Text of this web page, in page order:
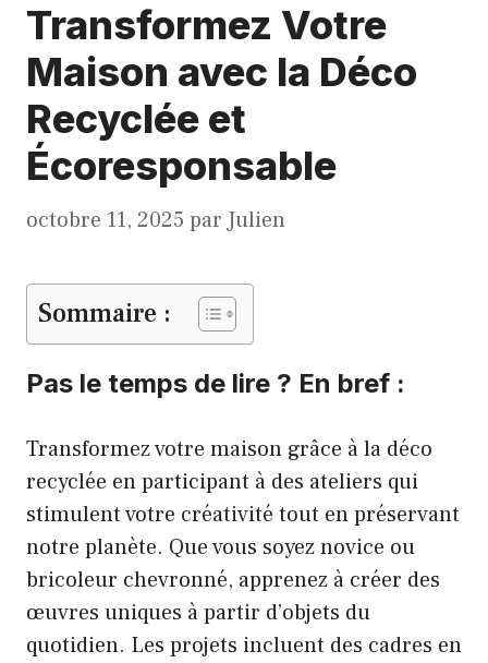
Transformez Votre
Maison avec la Déco
Recyclée et
Écoresponsable
octobre 11, 2025 par Julien
Sommaire :
Pas le temps de lire ? En bref :
Transformez votre maison grâce à la déco
recyclée en participant à des ateliers qui
stimulent votre créativité tout en préservant
notre planète. Que vous soyez novice ou
bricoleur chevronné, apprenez à créer des
œuvres uniques à partir d’objets du
quotidien. Les projets incluent des cadres en